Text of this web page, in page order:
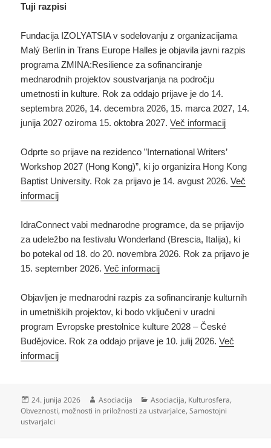
Tuji razpisi
Fundacija IZOLYATSIA v sodelovanju z organizacijama
Malý Berlín in Trans Europe Halles je objavila javni razpis
programa ZMINA:Resilience za sofinanciranje
mednarodnih projektov soustvarjanja na področju
umetnosti in kulture. Rok za oddajo prijave je do 14.
septembra 2026, 14. decembra 2026, 15. marca 2027, 14.
junija 2027 oziroma 15. oktobra 2027.Več informacij
Odprte so prijave na rezidenco ”International Writers’
Workshop 2027 (Hong Kong)”, ki jo organizira Hong Kong
Baptist University. Rok za prijavo je 14. avgust 2026.Več
informacij
IdraConnect vabi mednarodne programce, da se prijavijo
za udeležbo na festivalu Wonderland (Brescia, Italija), ki
bo potekal od 18. do 20. novembra 2026. Rok za prijavo je
15. september 2026.Več informacij
Objavljen je mednarodni razpis za sofinanciranje kulturnih
in umetniških projektov, ki bodo vključeni v uradni
program Evropske prestolnice kulture 2028 – České
Budějovice. Rok za oddajo prijave je 10. julij 2026.Več
informacij
Objavljeno
dne
24. junija 2026 Avtor
Asociacija Kategorije
Asociacija, Kulturosfera,
Obveznosti, možnosti in priložnosti za ustvarjalce,Samostojni
ustvarjalci